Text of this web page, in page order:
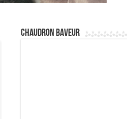
Chaudron Baveur